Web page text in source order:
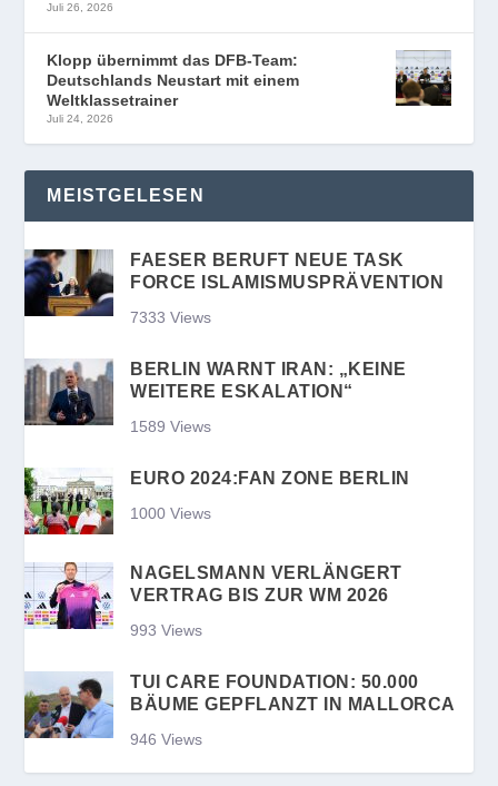
Juli 26, 2026
Klopp übernimmt das DFB-Team:
Deutschlands Neustart mit einem
Weltklassetrainer
Juli 24, 2026
MEISTGELESEN
FAESER BERUFT NEUE TASK
FORCE ISLAMISMUSPRÄVENTION
7333 Views
BERLIN WARNT IRAN: „KEINE
WEITERE ESKALATION“
1589 Views
EURO 2024:FAN ZONE BERLIN
1000 Views
NAGELSMANN VERLÄNGERT
VERTRAG BIS ZUR WM 2026
993 Views
TUI CARE FOUNDATION: 50.000
BÄUME GEPFLANZT IN MALLORCA
946 Views